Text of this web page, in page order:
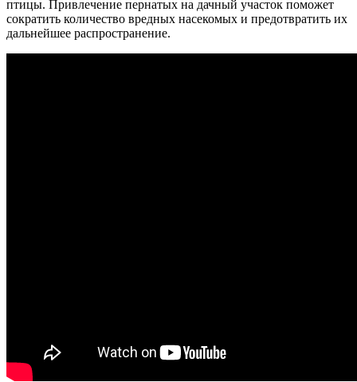
птицы. Привлечение пернатых на дачный участок поможет
сократить количество вредных насекомых и предотвратить их
дальнейшее распространение.